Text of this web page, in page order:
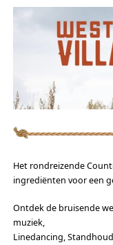
Het rondreizende
ingrediënten voor een
Ontdek de bruisende
muziek,
Linedancing,